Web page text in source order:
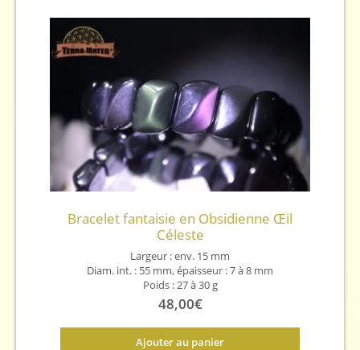
Bracelet fantaisie en Obsidienne Œil
Céleste
Largeur : env. 15 mm
Diam. int. : 55 mm, épaisseur : 7 à 8 mm
Poids : 27 à 30 g
Origine de la pierre : Mexique
48,00€
Ajouter au panier